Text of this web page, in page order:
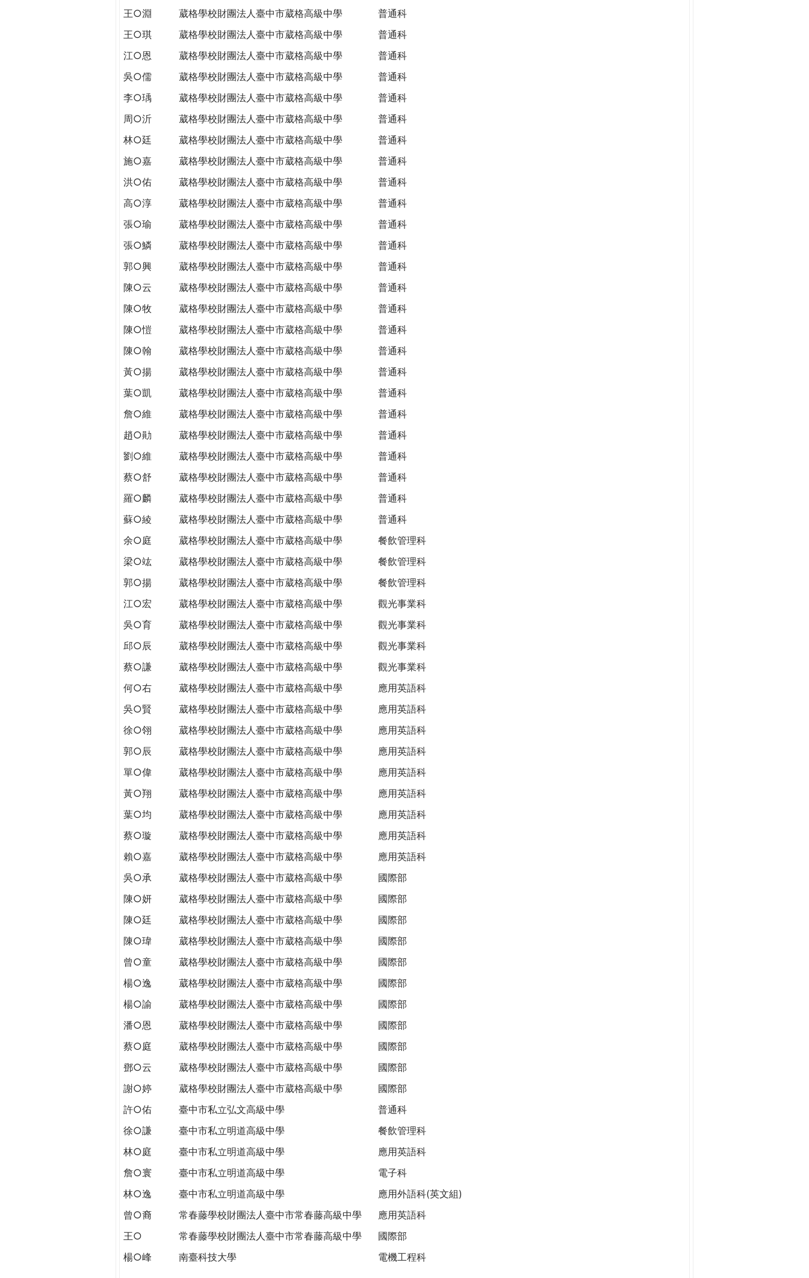
王○淵
葳格學校財團法人臺中市葳格高級中學
普通科
王○琪
葳格學校財團法人臺中市葳格高級中學
普通科
江○恩
葳格學校財團法人臺中市葳格高級中學
普通科
吳○儒
葳格學校財團法人臺中市葳格高級中學
普通科
李○瑀
葳格學校財團法人臺中市葳格高級中學
普通科
周○沂
葳格學校財團法人臺中市葳格高級中學
普通科
林○廷
葳格學校財團法人臺中市葳格高級中學
普通科
施○嘉
葳格學校財團法人臺中市葳格高級中學
普通科
洪○佑
葳格學校財團法人臺中市葳格高級中學
普通科
高○淳
葳格學校財團法人臺中市葳格高級中學
普通科
張○瑜
葳格學校財團法人臺中市葳格高級中學
普通科
張○鱗
葳格學校財團法人臺中市葳格高級中學
普通科
郭○興
葳格學校財團法人臺中市葳格高級中學
普通科
陳○云
葳格學校財團法人臺中市葳格高級中學
普通科
陳○牧
葳格學校財團法人臺中市葳格高級中學
普通科
陳○愷
葳格學校財團法人臺中市葳格高級中學
普通科
陳○翰
葳格學校財團法人臺中市葳格高級中學
普通科
黃○揚
葳格學校財團法人臺中市葳格高級中學
普通科
葉○凱
葳格學校財團法人臺中市葳格高級中學
普通科
詹○維
葳格學校財團法人臺中市葳格高級中學
普通科
趙○勛
葳格學校財團法人臺中市葳格高級中學
普通科
劉○維
葳格學校財團法人臺中市葳格高級中學
普通科
蔡○舒
葳格學校財團法人臺中市葳格高級中學
普通科
羅○麟
葳格學校財團法人臺中市葳格高級中學
普通科
蘇○綾
葳格學校財團法人臺中市葳格高級中學
普通科
余○庭
葳格學校財團法人臺中市葳格高級中學
餐飲管理科
梁○竑
葳格學校財團法人臺中市葳格高級中學
餐飲管理科
郭○揚
葳格學校財團法人臺中市葳格高級中學
餐飲管理科
江○宏
葳格學校財團法人臺中市葳格高級中學
觀光事業科
吳○育
葳格學校財團法人臺中市葳格高級中學
觀光事業科
邱○辰
葳格學校財團法人臺中市葳格高級中學
觀光事業科
蔡○謙
葳格學校財團法人臺中市葳格高級中學
觀光事業科
何○右
葳格學校財團法人臺中市葳格高級中學
應用英語科
吳○賢
葳格學校財團法人臺中市葳格高級中學
應用英語科
徐○翎
葳格學校財團法人臺中市葳格高級中學
應用英語科
郭○辰
葳格學校財團法人臺中市葳格高級中學
應用英語科
單○偉
葳格學校財團法人臺中市葳格高級中學
應用英語科
黃○翔
葳格學校財團法人臺中市葳格高級中學
應用英語科
葉○均
葳格學校財團法人臺中市葳格高級中學
應用英語科
蔡○璇
葳格學校財團法人臺中市葳格高級中學
應用英語科
賴○嘉
葳格學校財團法人臺中市葳格高級中學
應用英語科
吳○承
葳格學校財團法人臺中市葳格高級中學
國際部
陳○妍
葳格學校財團法人臺中市葳格高級中學
國際部
陳○廷
葳格學校財團法人臺中市葳格高級中學
國際部
陳○瑋
葳格學校財團法人臺中市葳格高級中學
國際部
曾○童
葳格學校財團法人臺中市葳格高級中學
國際部
楊○逸
葳格學校財團法人臺中市葳格高級中學
國際部
楊○諭
葳格學校財團法人臺中市葳格高級中學
國際部
潘○恩
葳格學校財團法人臺中市葳格高級中學
國際部
蔡○庭
葳格學校財團法人臺中市葳格高級中學
國際部
鄧○云
葳格學校財團法人臺中市葳格高級中學
國際部
謝○婷
葳格學校財團法人臺中市葳格高級中學
國際部
許○佑
臺中市私立弘文高級中學
普通科
徐○謙
臺中市私立明道高級中學
餐飲管理科
林○庭
臺中市私立明道高級中學
應用英語科
詹○寰
臺中市私立明道高級中學
電子科
林○逸
臺中市私立明道高級中學
應用外語科(英文組)
曾○裔
常春藤學校財團法人臺中市常春藤高級中學
應用英語科
王○
常春藤學校財團法人臺中市常春藤高級中學
國際部
楊○峰
南臺科技大學 電機工程科